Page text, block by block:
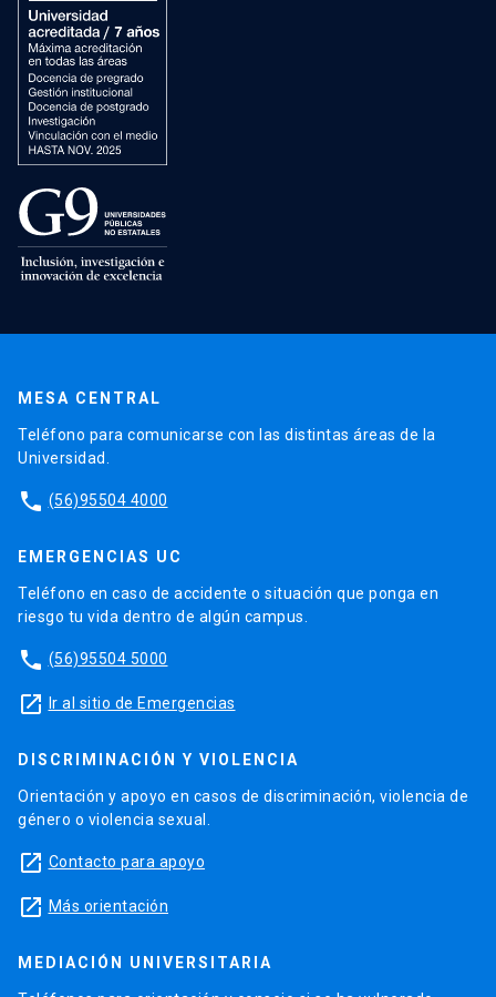
MESA CENTRAL
Teléfono para comunicarse con las distintas áreas de la
Universidad.
phone (56)95504 4000
EMERGENCIAS UC
Teléfono en caso de accidente o situación que ponga en
riesgo tu vida dentro de algún campus.
phone (56)95504 5000
launch Ir al sitio de Emergencias
DISCRIMINACIÓN Y VIOLENCIA
Orientación y apoyo en casos de discriminación, violencia de
género o violencia sexual.
launch Contacto para apoyo
launch Más orientación
MEDIACIÓN UNIVERSITARIA